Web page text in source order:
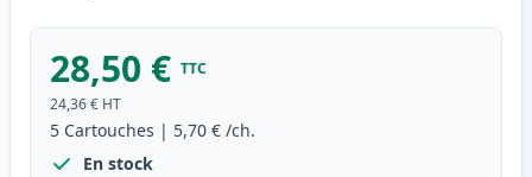
28,50 € TTC
24,36 € HT
5 Cartouches | 5,70 € /ch.
En stock